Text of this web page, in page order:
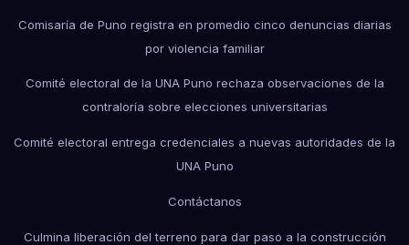
Comisaría de Puno registra en promedio cinco denuncias diarias
por violencia familiar
Comité electoral de la UNA Puno rechaza observaciones de la
contraloría sobre elecciones universitarias
Comité electoral entrega credenciales a nuevas autoridades de la
UNA Puno
Contáctanos
Culmina liberación del terreno para dar paso a la construcción